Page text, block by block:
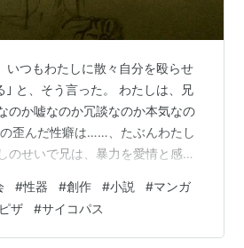
いつもわたしに散々自分を殴らせ
｣ と、そう言った。 わたしは、兄
のか嘘なのか冗談なのか本気なの
歪んだ性癖は……、たぶんわたし
せいで兄は、暴力を愛情と感じ
け入れてあげていたとしたら……、
まともでいられたに違いない……。
は兄に……、そう言われるの
#性器 #創作 #小説 #マンガ
ザ #サイコパス